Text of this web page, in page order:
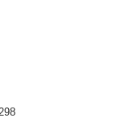
298